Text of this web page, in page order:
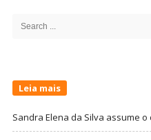
Search
Leia mais
Sandra Elena da Silva assume